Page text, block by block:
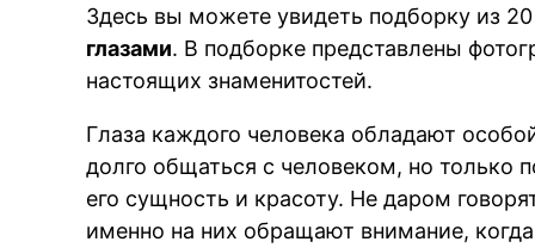
Здесь вы можете увидеть подборку из
глазами. В подборке представлены
настоящих знаменитостей.
Глаза каждого человека обладают
долго общаться с человеком, но только
его сущность и красоту. Не даром
именно на них обращают внимание,